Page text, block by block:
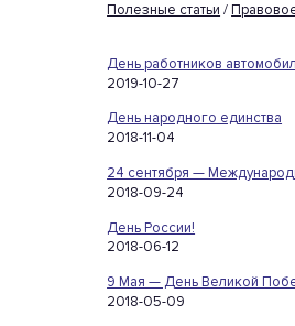
Полезные статьи /
День работников
2019-10-27
День народного единства
2018-11-04
24 сентября —
2018-09-24
День России!
2018-06-12
9 Мая — День Великой
2018-05-09